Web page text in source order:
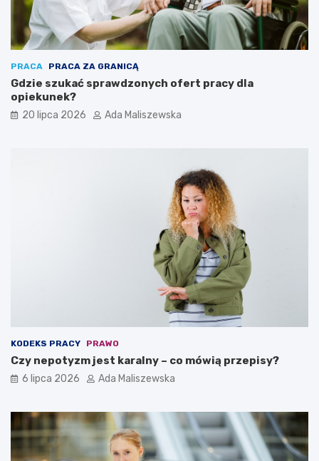
PRACA PRACA ZA GRANICĄ
Gdzie szukać sprawdzonych ofert pracy dla
opiekunek?
20 lipca 2026 Ada Maliszewska
KODEKS PRACY PRAWO
Czy nepotyzm jest karalny – co mówią przepisy?
6 lipca 2026 Ada Maliszewska